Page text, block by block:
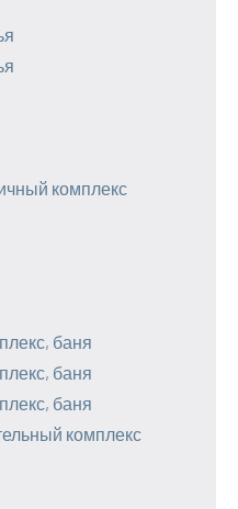
комплекс
баня
баня
баня
комплекс